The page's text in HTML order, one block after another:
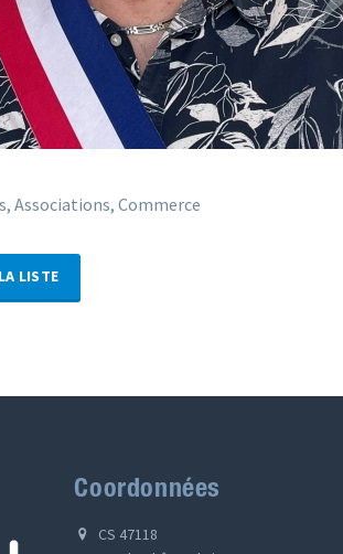
Associations, Commerce
LISTE
Coordonnées
CS 47118